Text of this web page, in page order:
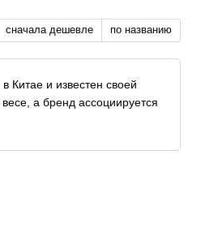
сначала дешевле по названию
и известен своей
а бренд ассоциируется